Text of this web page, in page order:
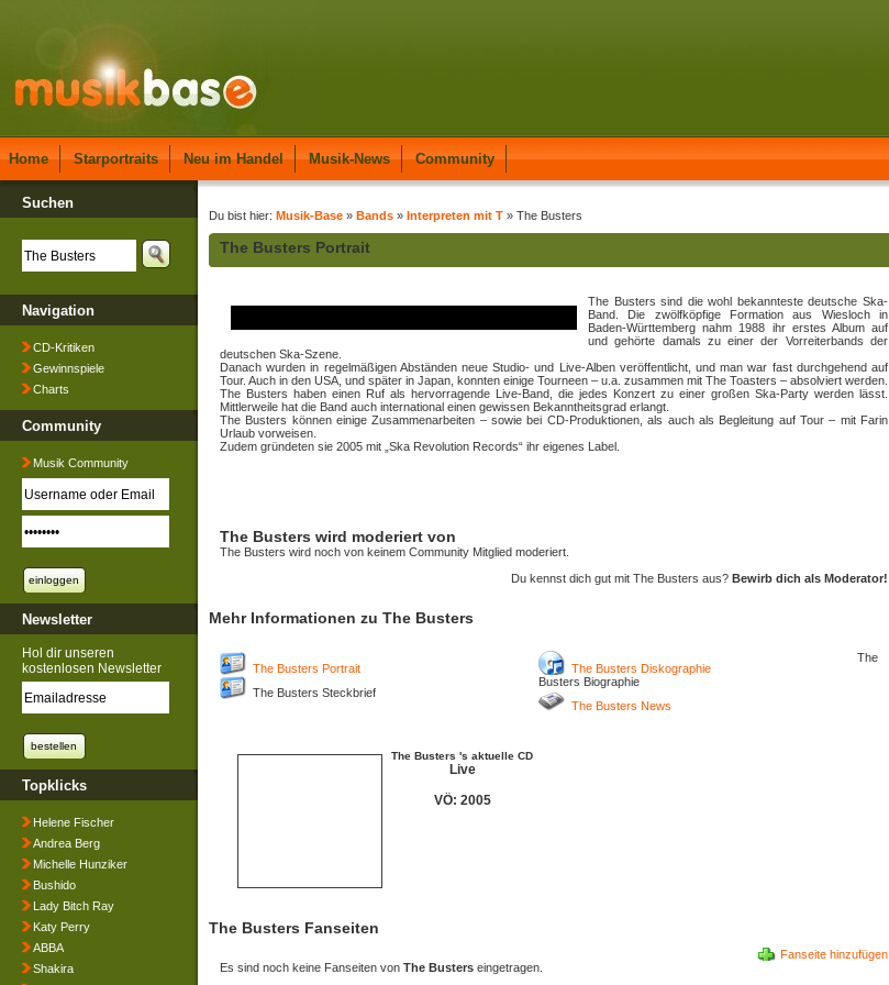
Home Starportraits Neu im Handel Musik-News Community
Suchen
Navigation
CD-Kritiken
Gewinnspiele
Charts
Community
Musik Community
Newsletter
Hol dir unseren
kostenlosen Newsletter
Topklicks
Helene Fischer
Andrea Berg
Michelle Hunziker
Bushido
Lady Bitch Ray
Katy Perry
ABBA
Shakira
Du bist hier: Musik-Base » Bands » Interpreten mit T » The Busters
The Busters Portrait
The Busters sind die wohl bekannteste deutsche Ska-
Band. Die zwölfköpfige Formation aus Wiesloch in
Baden-Württemberg nahm 1988 ihr erstes Album auf
und gehörte damals zu einer der Vorreiterbands der
deutschen Ska-Szene.
Danach wurden in regelmäßigen Abständen neue Studio- und Live-Alben veröffentlicht, und man war fast durchgehend auf
Tour. Auch in den USA, und später in Japan, konnten einige Tourneen – u.a. zusammen mit The Toasters – absolviert werden.
The Busters haben einen Ruf als hervorragende Live-Band, die jedes Konzert zu einer großen Ska-Party werden lässt.
Mittlerweile hat die Band auch international einen gewissen Bekanntheitsgrad erlangt.
The Busters können einige Zusammenarbeiten – sowie bei CD-Produktionen, als auch als Begleitung auf Tour – mit Farin
Urlaub vorweisen.
Zudem gründeten sie 2005 mit „Ska Revolution Records“ ihr eigenes Label.
The Busters wird moderiert von
The Busters wird noch von keinem Community Mitglied moderiert.
Du kennst dich gut mit The Busters aus? Bewirb dich als Moderator!
Mehr Informationen zu The Busters
The Busters Portrait The Busters Diskographie
The
Busters Biographie
The Busters Steckbrief
The Busters News
The Busters 's aktuelle CD
Live
VÖ: 2005
The Busters Fanseiten
Fanseite hinzufügen
Es sind noch keine Fanseiten von The Busters eingetragen.